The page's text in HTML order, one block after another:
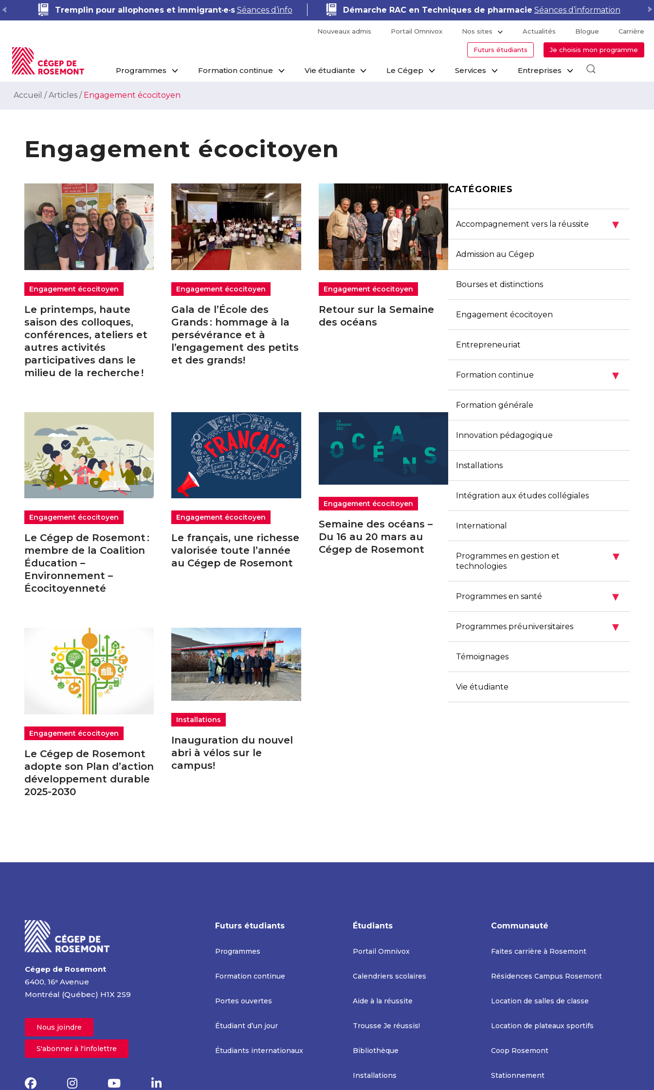
Tremplin pour allophones et immigrant·e·s Séances d’info Démarche RAC en Techniques de pharmacie Séances d’information
Nouveaux admis Portail Omnivox Nos sites Actualités Blogue Carrière
Futurs étudiants Je choisis mon programme
Programmes Formation continue Vie étudiante Le Cégep Services Entreprises
Accueil /Articles / Engagement écocitoyen
Engagement écocitoyen
Engagement écocitoyen
Le printemps, haute
saison des colloques,
conférences, ateliers et
autres activités
participatives dans le
milieu de la recherche !
Engagement écocitoyen
Gala de l’École des
Grands : hommage à la
persévérance et à
l’engagement des petits
et des grands!
Engagement écocitoyen
Retour sur la Semaine
des océans
Engagement écocitoyen
Le Cégep de Rosemont :
membre de la Coalition
Éducation –
Environnement –
Écocitoyenneté
Engagement écocitoyen
Le français, une richesse
valorisée toute l’année
au Cégep de Rosemont
Engagement écocitoyen
Semaine des océans –
Du 16 au 20 mars au
Cégep de Rosemont
Engagement écocitoyen
Le Cégep de Rosemont
adopte son Plan d’action
développement durable
2025-2030
Installations
Inauguration du nouvel
abri à vélos sur le
campus!
CATÉGORIES
Accompagnement vers la réussite ▾
Admission au Cégep
Bourses et distinctions
Engagement écocitoyen
Entrepreneuriat
Formation continue ▾
Formation générale
Innovation pédagogique
Installations
Intégration aux études collégiales
International
Programmes en gestion et
technologies
▾
Programmes en santé ▾
Programmes préuniversitaires ▾
Témoignages
Vie étudiante
Cégep de Rosemont
6400, 16e Avenue
Montréal (Québec) H1X 2S9
Nous joindre
S'abonner à l'infolettre
Futurs étudiants
Programmes
Formation continue
Portes ouvertes
Étudiant d’un jour
Étudiants internationaux
Étudiants
Portail Omnivox
Calendriers scolaires
Aide à la réussite
Trousse Je réussis!
Bibliothèque
Installations
Communauté
Faites carrière à Rosemont
Résidences Campus Rosemont
Location de salles de classe
Location de plateaux sportifs
Coop Rosemont
Stationnement